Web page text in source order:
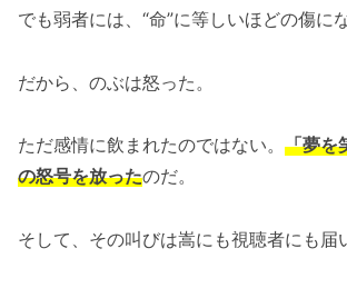
でも弱者には、“命”に等しいほどの傷にな
だから、のぶは怒った。
ただ感情に飲まれたのではない。 「夢を
の怒号を放ったのだ。
そして、その叫びは嵩にも視聴者にも届